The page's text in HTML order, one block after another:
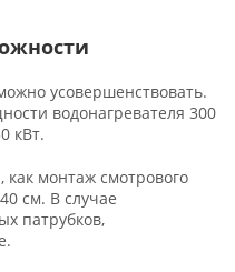
усовершенствовать.
водонагревателя 300
кВт.
как монтаж смотрового
см. В случае
патрубков,